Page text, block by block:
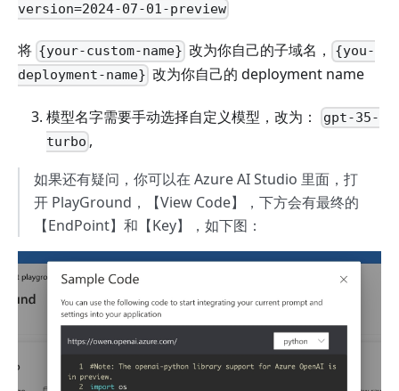
version=2024-07-01-preview
将 {your-custom-name} 改为你自己的子域名，
{you-
deployment-name} 改为你自己的 deployment name
模型名字需要手动选择自定义模型，改为：
gpt-35-
turbo ,
如果还有疑问，你可以在 Azure AI Studio 里面，打
开 PlayGround，【View Code】，下方会有最终的
【EndPoint】和【Key】，如下图：